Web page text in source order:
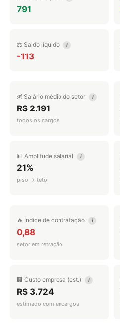
791
⚖️ Saldo líquido i
-113
💰 Salário médio do setor i
R$ 2.191
todos os cargos
📊 Amplitude salarial i
21%
piso → teto
🔥 Índice de contratação i
0,88
setor em retração
🏢 Custo empresa (est.) i
R$ 3.724
estimado com encargos